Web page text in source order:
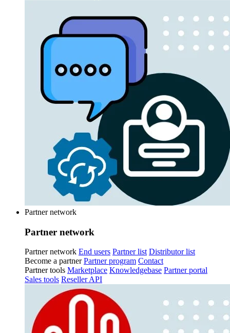
Partner network
Partner network
Partner network End users Partner list Distributor list
Become a partner Partner program Contact
Partner tools Marketplace Knowledgebase Partner portal
Sales tools Reseller API